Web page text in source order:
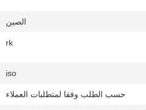
الصين
rk
iso
حسب الطلب وفقا لمتطلبات العملاء